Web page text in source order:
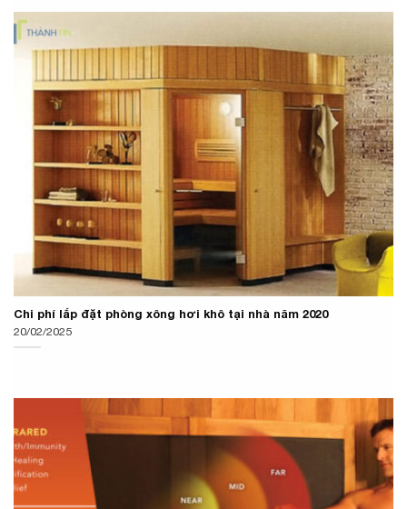
Chi phí lắp đặt phòng xông hơi khô tại nhà năm 2020
20/02/2025